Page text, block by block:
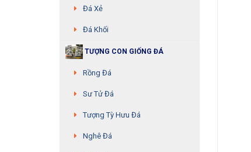
Đá Xẻ
Đá Khối
TƯỢNG CON GIỐNG ĐÁ
Rồng Đá
Sư Tử Đá
Tượng Tỳ Hưu Đá
Nghê Đá